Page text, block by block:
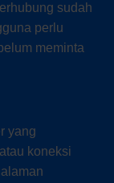
sudah
perlu
meminta
yang
koneksi